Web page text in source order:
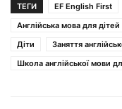
ТЕГИ EF English First
Англійська мова для
Діти
Заняття
Школа англійської мови